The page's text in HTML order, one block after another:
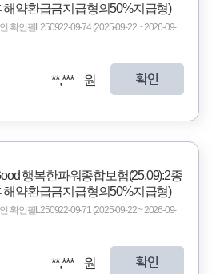
해약환급금지급형의50%지급형)
확인필L250922-09-74 (2025-09-22 ~ 2026-09-
**,*** 원 확인
행복한파워종합보험(25.09):2종
해약환급금지급형의50%지급형)
확인필L250922-09-71 (2025-09-22 ~ 2026-09-
**,*** 원 확인